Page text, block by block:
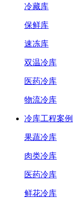
冷藏库
保鲜库
速冻库
双温冷库
医药冷库
物流冷库
冷库工程案例
果蔬冷库
肉类冷库
医药冷库
鲜花冷库